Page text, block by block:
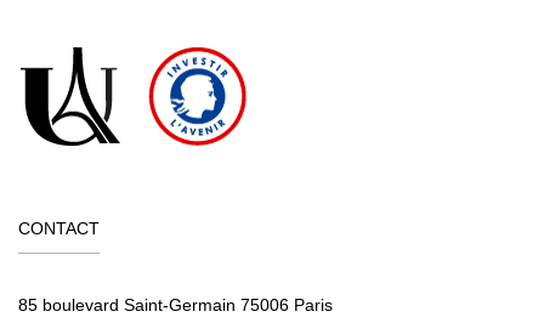
CONTACT
85 boulevard Saint-Germain 75006 Paris